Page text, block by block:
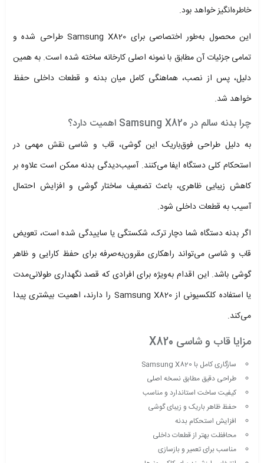
خاطره‌انگیز خواهد بود.
این محصول به‌طور اختصاصی برای Samsung X820 طراحی شده و
تمامی جزئیات آن مطابق با نمونه اصلی کارخانه ساخته شده است. به همین
دلیل، پس از نصب، هماهنگی کامل میان بدنه و قطعات داخلی حفظ
خواهد شد.
چرا بدنه سالم در Samsung X820 اهمیت دارد؟
به دلیل طراحی فوق‌باریک این گوشی، قاب و شاسی نقش مهمی در
استحکام کلی دستگاه ایفا می‌کنند. آسیب‌دیدگی بدنه ممکن است علاوه بر
کاهش زیبایی ظاهری، باعث تضعیف ساختار گوشی و افزایش احتمال
آسیب به قطعات داخلی شود.
اگر بدنه دستگاه شما دچار ترک، شکستگی یا ساییدگی شده است، تعویض
قاب و شاسی می‌تواند راهکاری مقرون‌به‌صرفه برای حفظ کارایی و ظاهر
گوشی باشد. این اقدام به‌ویژه برای افرادی که قصد نگهداری طولانی‌مدت
یا استفاده کلکسیونی از Samsung X820 را دارند، اهمیت بیشتری پیدا
می‌کند.
مزایا قاب و شاسی X820
سازگاری کامل با Samsung X820
طراحی دقیق مطابق نسخه اصلی
کیفیت ساخت استاندارد و مناسب
حفظ ظاهر باریک و زیبای گوشی
افزایش استحکام بدنه
محافظت بهتر از قطعات داخلی
مناسب برای تعمیر و بازسازی